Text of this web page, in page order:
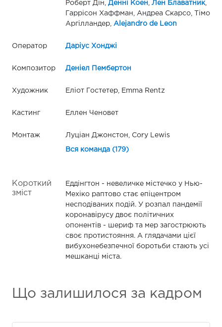
Роберт Дін, Денні Коен Лен Блаватник,
Гаррісон Хаффман, Андреа Скарсо, Тімо
Аргілландер,
Alejandro de Leon
Оператор Даріус Хонджі
Композитор Деніел Пембертон
Художник Еліот Гостетер, Emma Rentz
Кастинг Еллен Ченовет
Монтаж Луціан Джонстон, Cory Lewis
Вся команда (179)
Короткий
зміст
Еддінгтон - невеличке містечко у Нью-
Мехіко раптово стає епіцентром
несподіваних подій. У розпал пандемії
коронавірусу двоє політичних
опонентів - шериф та мер загострюють
своє протистояння. А глядачами цієї
вибухонебезпечної боротьби стають усі
мешканці міста.
Що залишилося за кадром